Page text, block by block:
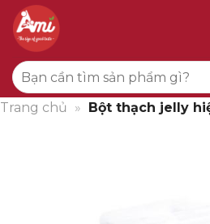
qua
dung
Tìm
kiếm:
Trang chủ » Bột thạch jelly